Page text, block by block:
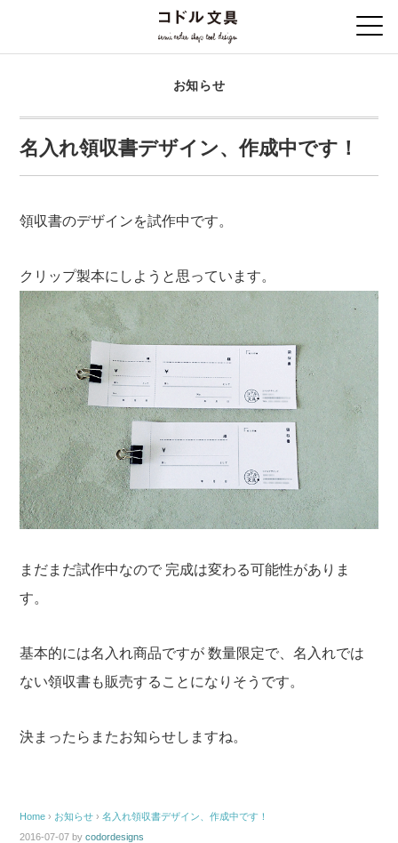
お知らせ
名入れ領収書デザイン、作成中です！
領収書のデザインを試作中です。
クリップ製本にしようと思っています。
まだまだ試作中なので 完成は変わる可能性がありま
す。
基本的には名入れ商品ですが 数量限定で、名入れでは
ない領収書も販売することになりそうです。
決まったらまたお知らせしますね。
Home › お知らせ ›名入れ領収書デザイン、作成中です！
2016-07-07 bycodordesigns